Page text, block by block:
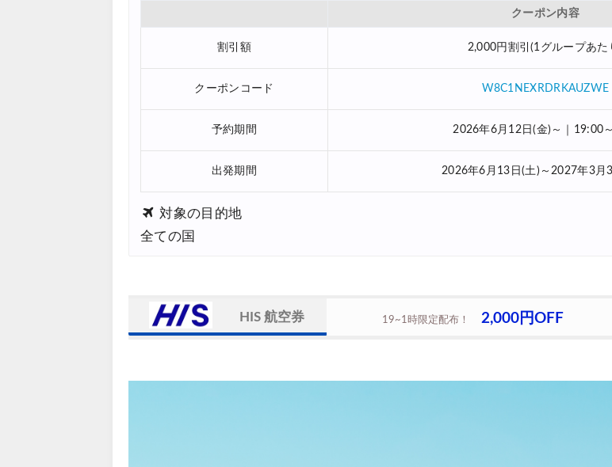
クーポン内容
割引額 2,000円割引(1グループあた
クーポンコード W8C1NEXRDRKAUZWE
予約期間 2026年6月12日(金)～｜19:00
出発期間 2026年6月13日(土)～2027年3月
対象の目的地
全ての国
HIS 航空券 19~1時限定配布！ 2,000円OFF